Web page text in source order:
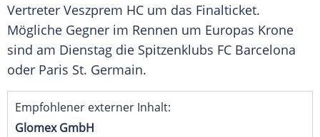
Vertreter Veszprem HC um das Finalticket.
Mögliche Gegner im Rennen um Europas Krone
sind am Dienstag die Spitzenklubs FC Barcelona
oder Paris St. Germain.
Empfohlener externer Inhalt:
Glomex GmbH